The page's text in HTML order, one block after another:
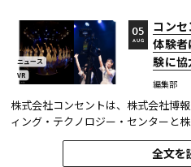
ニュース
VR
コン
体験
験に協
編集部
05
AUG
株式会社コンセントは、株式会社博
ィング・テクノロジー・センターと
野角のImmersive Video（以下、イ
た心理実験に協力し、そのプレプリ
全文を